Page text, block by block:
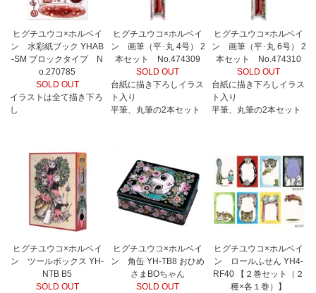
ヒグチユウコ×ホルベイ
ン 水彩紙ブック YHAB
-SM ブロックタイプ N
o.270785
SOLD OUT
イラストは全て描き下ろ
し
ヒグチユウコ×ホルベイ
ン 画筆（平･丸 4号） 2
本セット No.474309
SOLD OUT
台紙に描き下ろしイラス
ト入り
平筆、丸筆の2本セット
ヒグチユウコ×ホルベイ
ン 画筆（平･丸 6号） 2
本セット No.474310
SOLD OUT
台紙に描き下ろしイラス
ト入り
平筆、丸筆の2本セット
ヒグチユウコ×ホルベイ
ン ツールボックス YH-
NTB B5
SOLD OUT
ヒグチユウコ×ホルベイ
ン 角缶 YH-TB8 おひめ
さまBOちゃん
SOLD OUT
ヒグチユウコ×ホルベイ
ン ロールふせん YH4-
RF40 【２巻セット（２
種×各１巻）】